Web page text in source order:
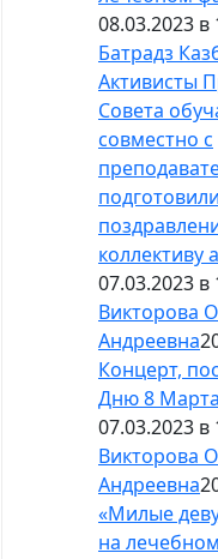
08.03.2023 в
Батрадз
Активисты
Совета
совместно с
подготовили
коллективу
07.03.2023 в
Викторова
Андреевна
Концерт,
Дню 8 Марта
07.03.2023 в
Викторова
Андреевна
«Милые
на